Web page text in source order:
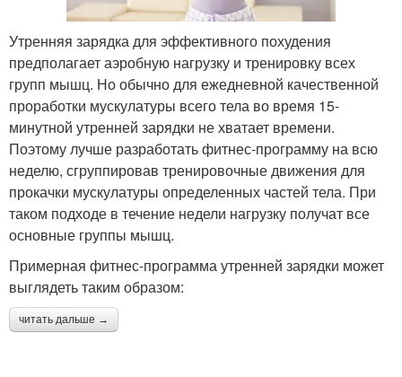
Утренняя зарядка для эффективного похудения
предполагает аэробную нагрузку и тренировку всех
групп мышц. Но обычно для ежедневной качественной
проработки мускулатуры всего тела во время 15-
минутной утренней зарядки не хватает времени.
Поэтому лучше разработать фитнес-программу на всю
неделю, сгруппировав тренировочные движения для
прокачки мускулатуры определенных частей тела. При
таком подходе в течение недели нагрузку получат все
основные группы мышц.
Примерная фитнес-программа утренней зарядки может
выглядеть таким образом:
читать дальше →